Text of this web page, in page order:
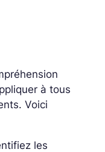
à tous
Voici
les